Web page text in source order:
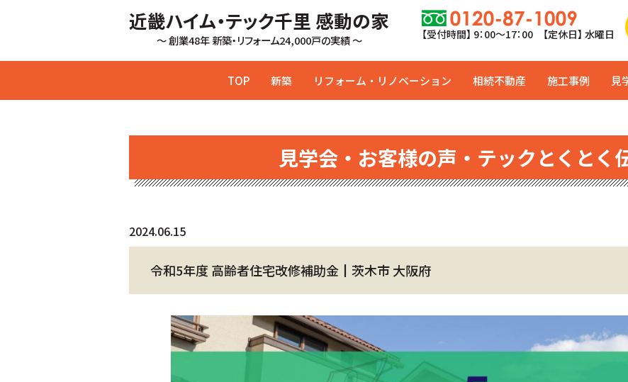
近畿ハイム・テック千里 感動の家
～ 創業48年 新築・リフォーム24,000戸の実績 ～ 【受付時間】 9：00〜17：00 【定休日】 水曜日
TOP 新築 リフォーム・リノベーション 相続不動産 施工事例 見
見学会・お客様の声・テックとくとく
2024.06.15
令和5年度 高齢者住宅改修補助金┃茨木市 大阪府